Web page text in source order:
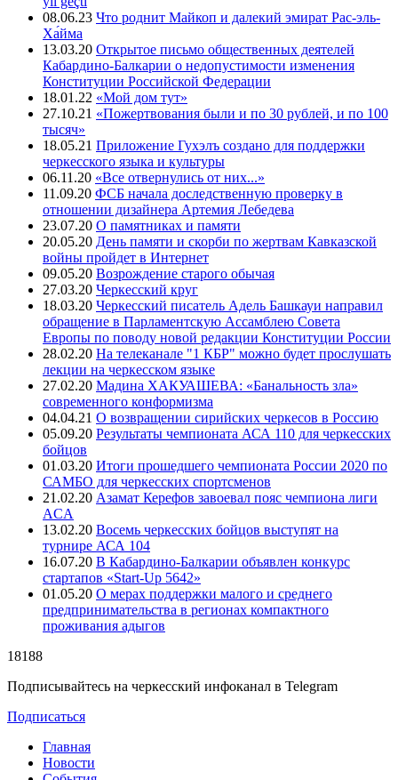
08.06.23 Что роднит Майкоп и далекий эмират Рас-эль-
Ха́йма
13.03.20 Открытое письмо общественных деятелей
Кабардино-Балкарии о недопустимости изменения
Конституции Российской Федерации
18.01.22 «Мой дом тут»
27.10.21 «Пожертвования были и по 30 рублей, и по 100
тысяч»
18.05.21 Приложение Гухэлъ создано для поддержки
черкесского языка и культуры
06.11.20 «Все отвернулись от них...»
11.09.20 ФСБ начала доследственную проверку в
отношении дизайнера Артемия Лебедева
23.07.20 О памятниках и памяти
20.05.20 День памяти и скорби по жертвам Кавказской
войны пройдет в Интернет
09.05.20 Возрождение старого обычая
27.03.20 Черкесский круг
18.03.20 Черкесский писатель Адель Башкауи направил
обращение в Парламентскую Ассамблею Совета
Европы по поводу новой редакции Конституции России
28.02.20 На телеканале "1 КБР" можно будет прослушать
лекции на черкесском языке
27.02.20 Мадина ХАКУАШЕВА: «Банальность зла»
современного конформизма
04.04.21 О возвращении сирийских черкесов в Россию
05.09.20 Результаты чемпионата АСА 110 для черкесских
бойцов
01.03.20 Итоги прошедшего чемпионата России 2020 по
САМБО для черкесских спортсменов
21.02.20 Азамат Керефов завоевал пояс чемпиона лиги
ACA
13.02.20 Восемь черкесских бойцов выступят на
турнире АСА 104
16.07.20 В Кабардино-Балкарии объявлен конкурс
стартапов «Start-Up 5642»
01.05.20 О мерах поддержки малого и среднего
предпринимательства в регионах компактного
проживания адыгов
18188
Подписывайтесь на черкесский инфоканал в Telegram
Подписаться
Главная
Новости